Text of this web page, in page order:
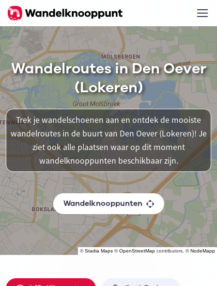
©Stadia Maps ©OpenStreetMap contributors, ©NodeMapp
Wandelroutes in Den Oever
(Lokeren)
Trek je wandelschoenen aan en ontdek de mooiste
wandelroutes in de buurt van Den Oever (Lokeren)! Je
ziet ook alle plaatsen waar op dit moment
wandelknooppunten beschikbaar zijn.
Wandelknooppunten